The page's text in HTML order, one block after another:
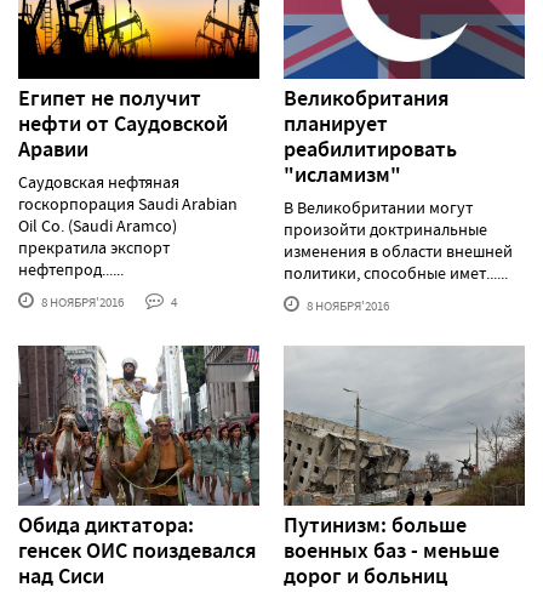
Египет не получит
нефти от Саудовской
Аравии
Саудовская нефтяная
госкорпорация Saudi Arabian
Oil Co. (Saudi Aramco)
прекратила экспорт
нефтепрод......
8 НОЯБРЯ'2016 4
Великобритания
планирует
реабилитировать
"исламизм"
В Великобритании могут
произойти доктринальные
изменения в области внешней
политики, способные имет......
8 НОЯБРЯ'2016
Обида диктатора:
генсек ОИС поиздевался
над Сиси
Путинизм: больше
военных баз - меньше
дорог и больниц